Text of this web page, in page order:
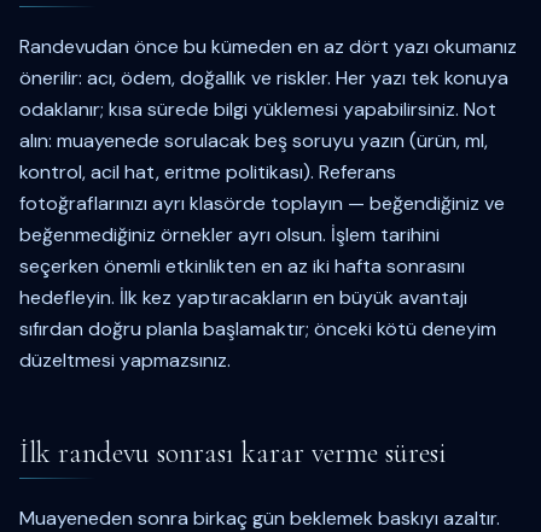
Randevudan önce bu kümeden en az dört yazı okumanız
önerilir: acı, ödem, doğallık ve riskler. Her yazı tek konuya
odaklanır; kısa sürede bilgi yüklemesi yapabilirsiniz. Not
alın: muayenede sorulacak beş soruyu yazın (ürün, ml,
kontrol, acil hat, eritme politikası). Referans
fotoğraflarınızı ayrı klasörde toplayın — beğendiğiniz ve
beğenmediğiniz örnekler ayrı olsun. İşlem tarihini
seçerken önemli etkinlikten en az iki hafta sonrasını
hedefleyin. İlk kez yaptıracakların en büyük avantajı
sıfırdan doğru planla başlamaktır; önceki kötü deneyim
düzeltmesi yapmazsınız.
İlk randevu sonrası karar verme süresi
Muayeneden sonra birkaç gün beklemek baskıyı azaltır.